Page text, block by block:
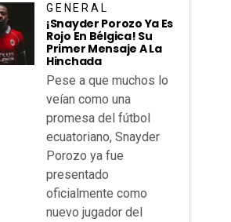
GENERAL
¡Snayder Porozo Ya Es
Rojo En Bélgica! Su
Primer Mensaje A La
Hinchada
Pese a que muchos lo
veían como una
promesa del fútbol
ecuatoriano, Snayder
Porozo ya fue
presentado
oficialmente como
nuevo jugador del